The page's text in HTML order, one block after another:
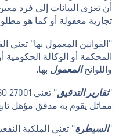
أن تعزى البيانات إلى فرد
تجارية معقولة أو كما هو
"القوانين المعمول بها" تعني
المحكمة أو الوكالة الحكومية
واللوائحالمعمول بها.
"تقارير التدقيق
مماثل يقوم به مدقق مؤهل
"السيطرة